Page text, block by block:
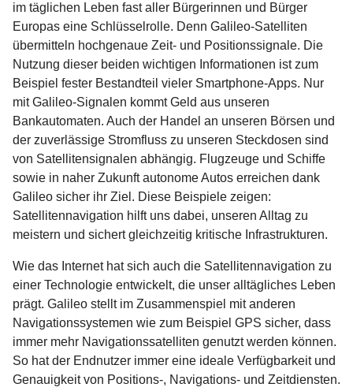
im täglichen Leben fast aller Bürgerinnen und Bürger
Europas eine Schlüsselrolle. Denn Galileo-Satelliten
übermitteln hochgenaue Zeit- und Positionssignale. Die
Nutzung dieser beiden wichtigen Informationen ist zum
Beispiel fester Bestandteil vieler Smartphone-Apps. Nur
mit Galileo-Signalen kommt Geld aus unseren
Bankautomaten. Auch der Handel an unseren Börsen und
der zuverlässige Stromfluss zu unseren Steckdosen sind
von Satellitensignalen abhängig. Flugzeuge und Schiffe
sowie in naher Zukunft autonome Autos erreichen dank
Galileo sicher ihr Ziel. Diese Beispiele zeigen:
Satellitennavigation hilft uns dabei, unseren Alltag zu
meistern und sichert gleichzeitig kritische Infrastrukturen.
Wie das Internet hat sich auch die Satellitennavigation zu
einer Technologie entwickelt, die unser alltägliches Leben
prägt. Galileo stellt im Zusammenspiel mit anderen
Navigationssystemen wie zum Beispiel GPS sicher, dass
immer mehr Navigationssatelliten genutzt werden können.
So hat der Endnutzer immer eine ideale Verfügbarkeit und
Genauigkeit von Positions-, Navigations- und Zeitdiensten.